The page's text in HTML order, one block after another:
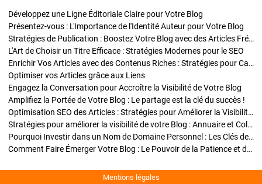
Développez une Ligne Éditoriale Claire pour Votre Blog
Présentez-vous : L'Importance de l'Identité Auteur pour Votre Blog
Stratégies de Publication : Boostez Votre Blog avec des Articles Fréquents et Exclusifs
L'Art de Choisir un Titre Efficace : Stratégies Modernes pour le SEO
Enrichir Vos Articles avec des Contenus Riches : Stratégies pour Captiver et Optimiser
Optimiser vos Articles grâce aux Liens
Engagez la Conversation pour Accroître la Visibilité de Votre Blog
Amplifiez la Portée de Votre Blog : Le partage est la clé du succès !
Optimisation SEO des Articles : Stratégies pour Améliorer la Visibilité de Votre Blog
Stratégies pour améliorer la visibilité de votre Blog : Annuaire et Collaborations
Pourquoi Investir dans un Nom de Domaine Personnel : Les Clés de la Réussite de Votre Blog
Comment Faire Émerger Votre Blog : Le Pouvoir de la Patience et de la Persévérance
Mentions légales